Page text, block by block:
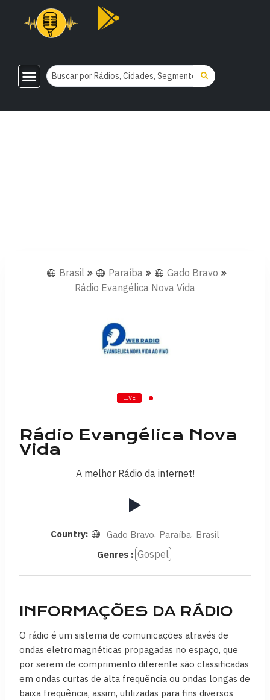
Brasil Paraíba
Gado Bravo
Rádio Evangélica Nova Vida
LIVE
Rádio Evangélica Nova
Vida
A melhor Rádio da internet!
Country: Gado Bravo, Paraíba, Brasil
Genres : Gospel
INFORMAÇÕES DA RÁDIO
O rádio é um sistema de comunicações através de
ondas eletromagnéticas propagadas no espaço, que
por serem de comprimento diferente são classificadas
em ondas curtas de alta frequência ou ondas longas de
baixa frequência, assim, utilizadas para fins diversos